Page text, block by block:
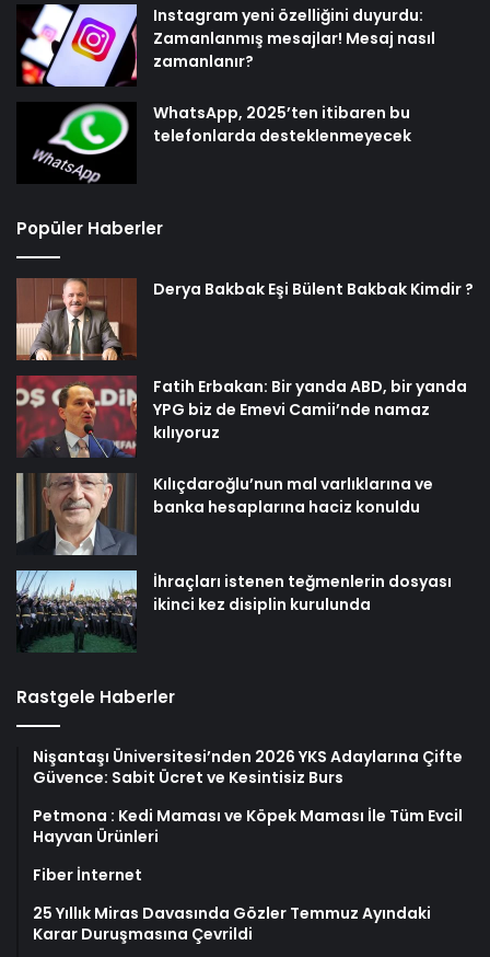
Instagram yeni özelliğini duyurdu:
Zamanlanmış mesajlar! Mesaj nasıl
zamanlanır?
WhatsApp, 2025’ten itibaren bu
telefonlarda desteklenmeyecek
Popüler Haberler
Derya Bakbak Eşi Bülent Bakbak Kimdir ?
Fatih Erbakan: Bir yanda ABD, bir yanda
YPG biz de Emevi Camii’nde namaz
kılıyoruz
Kılıçdaroğlu’nun mal varlıklarına ve
banka hesaplarına haciz konuldu
İhraçları istenen teğmenlerin dosyası
ikinci kez disiplin kurulunda
Rastgele Haberler
Nişantaşı Üniversitesi’nden 2026 YKS Adaylarına Çifte
Güvence: Sabit Ücret ve Kesintisiz Burs
Petmona : Kedi Maması ve Köpek Maması İle Tüm Evcil
Hayvan Ürünleri
Fiber İnternet
25 Yıllık Miras Davasında Gözler Temmuz Ayındaki
Karar Duruşmasına Çevrildi